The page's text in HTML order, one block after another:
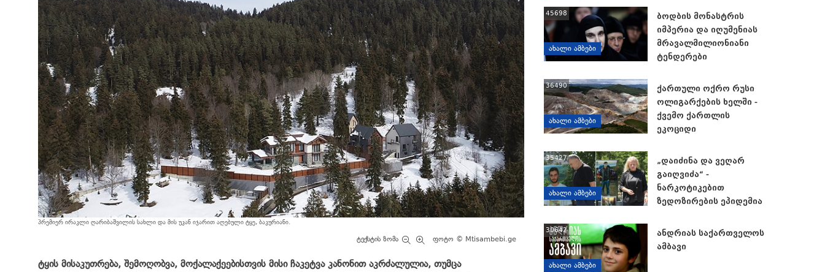
პრემიერ ირაკლი ღარიბაშვილის სახლი და მის უკან იჯარით აღებული ტყე, ბაკურიანი.
ტექსტის ზომა ფოტო © Mtisambebi.ge
ტყის მისაკუთრება, შემოღობვა, მოქალაქეებისთვის მისი ჩაკეტვა კანონით აკრძალულია, თუმცა
ᲐᲮᲐᲚᲘ ᲐᲛᲑᲔᲑᲘ
45698
ბოდბის მონასტრის
იმპერია და იღუმენიას
მრავალმილიონიანი
ტენდერები
ᲐᲮᲐᲚᲘ ᲐᲛᲑᲔᲑᲘ
36490
ქართული ოქრო რუსი
ოლიგარქების ხელში -
ქვემო ქართლის
ეკოციდი
ᲐᲮᲐᲚᲘ ᲐᲛᲑᲔᲑᲘ
35427
„დაიძინა და ვეღარ
გაიღვიძა“ -
ნარკოტიკებით
ზედოზირების ეპიდემია
ᲐᲮᲐᲚᲘ ᲐᲛᲑᲔᲑᲘ
30642
ანდრიას საქართველოს
ამბავი